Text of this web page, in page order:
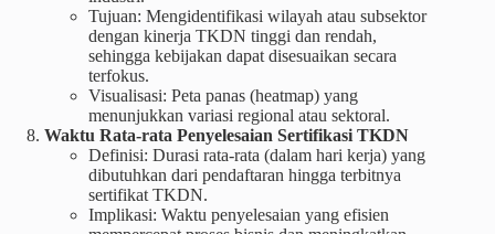
Tujuan: Mengidentifikasi wilayah atau subsektor
dengan kinerja TKDN tinggi dan rendah,
sehingga kebijakan dapat disesuaikan secara
terfokus.
Visualisasi: Peta panas (heatmap) yang
menunjukkan variasi regional atau sektoral.
Waktu Rata‑rata Penyelesaian Sertifikasi TKDN
Definisi: Durasi rata‑rata (dalam hari kerja) yang
dibutuhkan dari pendaftaran hingga terbitnya
sertifikat TKDN.
Implikasi: Waktu penyelesaian yang efisien